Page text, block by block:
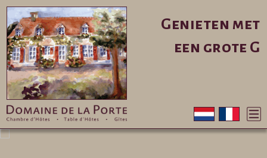
Genieten met
een grote G